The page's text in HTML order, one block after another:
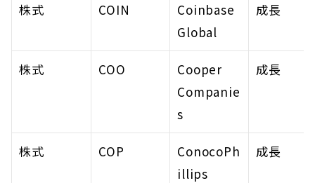
株式 COIN
Coinbase
Global
成長
株式 COO
Cooper
Companie
s
成長
株式 COP
ConocoPh
illips
成長